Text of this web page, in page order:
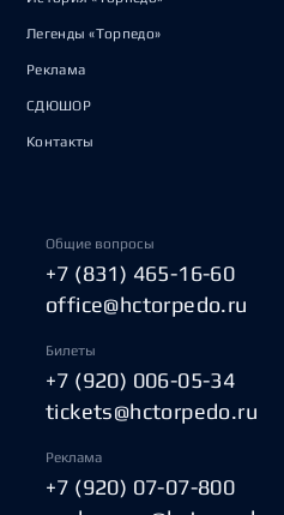
Легенды «Торпедо»
Реклама
СДЮШОР
Контакты
Общие вопросы
+7 (831) 465-16-60
office@hctorpedo.ru
Билеты
+7 (920) 006-05-34
tickets@hctorpedo.ru
Реклама
+7 (920) 07-07-800